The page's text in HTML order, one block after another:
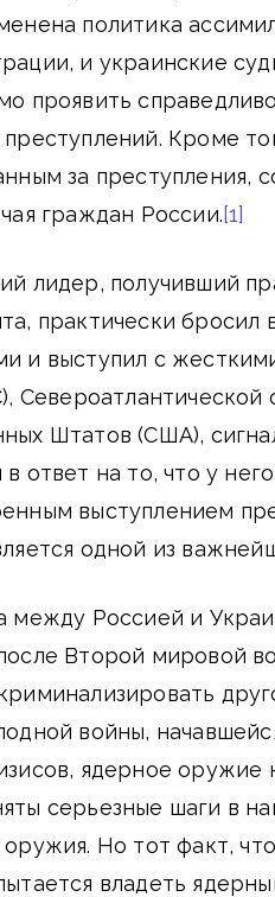
политика
и украинские
проявить
Кроме
за
граждан России.[1]
лидер, получивший
практически
и выступил с
Штатов (США),
ответ на то, что у
выступлением
одной из
между Россией и
Второй мировой
войны,
ядерное оружие
серьезные шаги в
оружия. Но тот факт,
владеть